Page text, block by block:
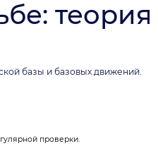
теория
базы и базовых движений.
проверки.